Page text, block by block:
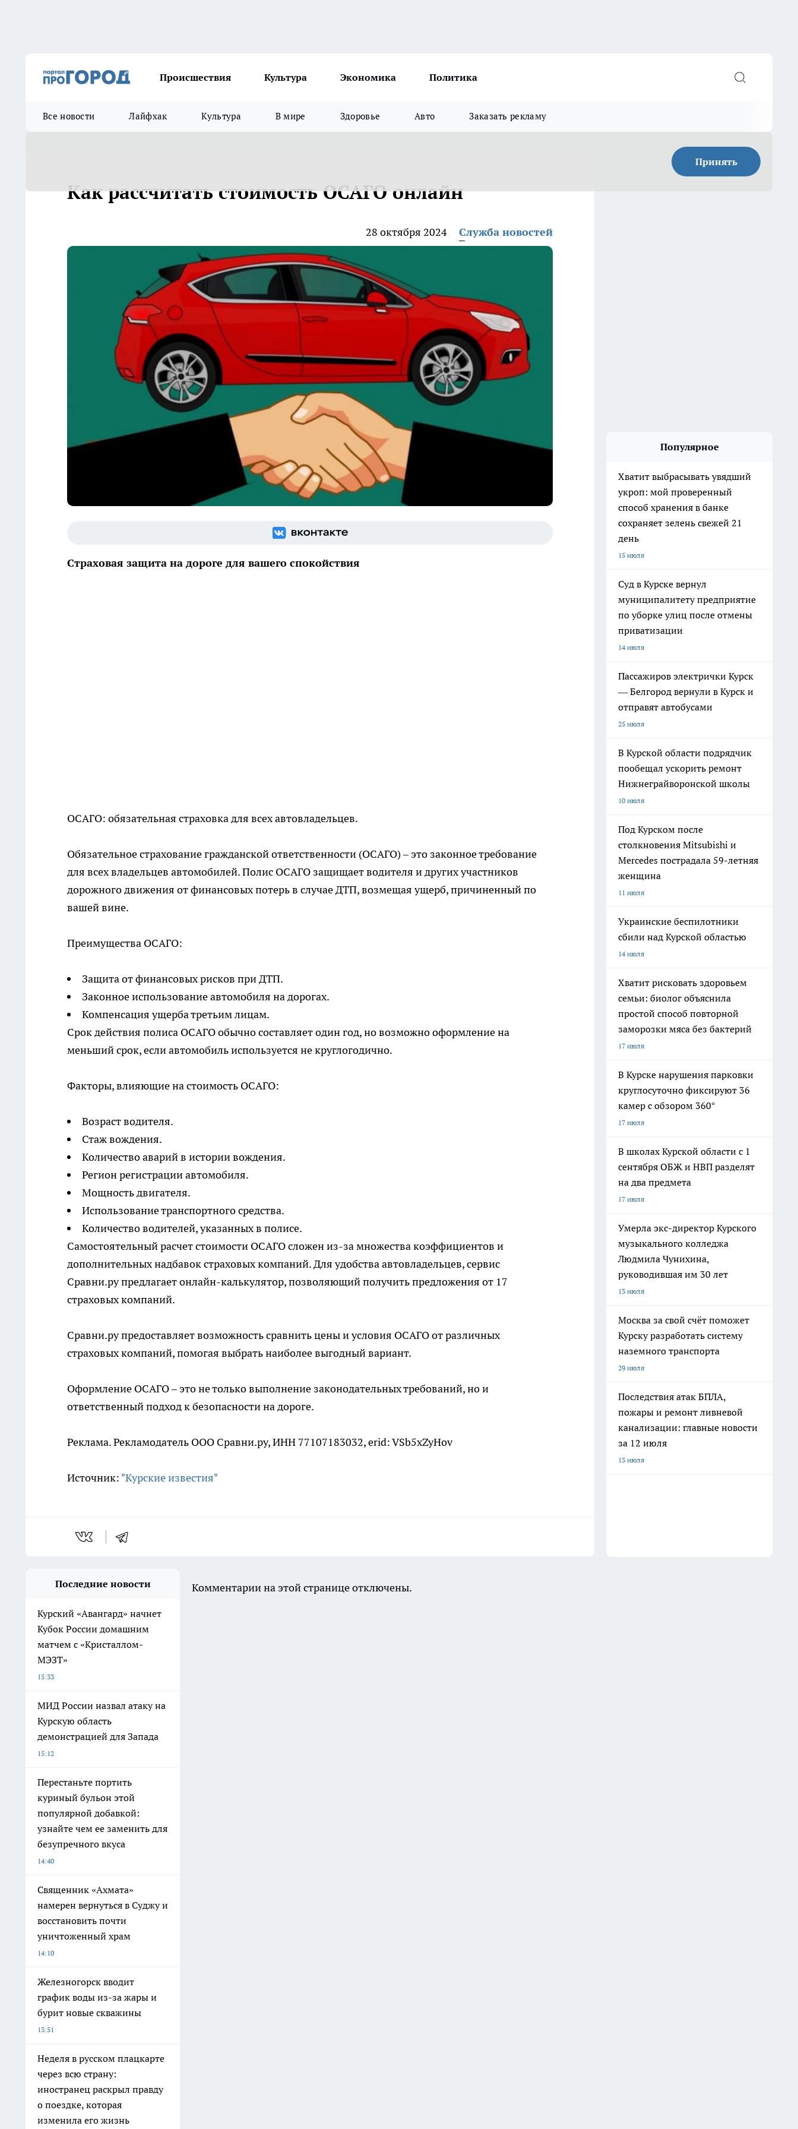
Происшествия Культура Экономика Политика
Все новости Лайфхак Культура В мире Здоровье Авто Заказать рекламу
Принять
Как рассчитать стоимость ОСАГО онлайн
28 октября 2024 Служба новостей
Страховая защита на дороге для вашего спокойствия
ОСАГО: обязательная страховка для всех автовладельцев.
Обязательное страхование гражданской ответственности (ОСАГО) – это законное требование
для всех владельцев автомобилей. Полис ОСАГО защищает водителя и других участников
дорожного движения от финансовых потерь в случае ДТП, возмещая ущерб, причиненный по
вашей вине.
Преимущества ОСАГО:
Защита от финансовых рисков при ДТП.
Законное использование автомобиля на дорогах.
Компенсация ущерба третьим лицам.
Срок действия полиса ОСАГО обычно составляет один год, но возможно оформление на
меньший срок, если автомобиль используется не круглогодично.
Факторы, влияющие на стоимость ОСАГО:
Возраст водителя.
Стаж вождения.
Количество аварий в истории вождения.
Регион регистрации автомобиля.
Мощность двигателя.
Использование транспортного средства.
Количество водителей, указанных в полисе.
Самостоятельный расчет стоимости ОСАГО сложен из-за множества коэффициентов и
дополнительных надбавок страховых компаний. Для удобства автовладельцев, сервис
Сравни.ру предлагает онлайн-калькулятор, позволяющий получить предложения от 17
страховых компаний.
Сравни.ру предоставляет возможность сравнить цены и условия ОСАГО от различных
страховых компаний, помогая выбрать наиболее выгодный вариант.
Оформление ОСАГО – это не только выполнение законодательных требований, но и
ответственный подход к безопасности на дороге.
Реклама. Рекламодатель ООО Сравни.ру, ИНН 77107183032, erid: VSb5xZyHov
Источник: "Курские известия"
Популярное
Хватит выбрасывать увядший
укроп: мой проверенный
способ хранения в банке
сохраняет зелень свежей 21
день
15 июля
Суд в Курске вернул
муниципалитету предприятие
по уборке улиц после отмены
приватизации
14 июля
Пассажиров электрички Курск
— Белгород вернули в Курск и
отправят автобусами
25 июля
В Курской области подрядчик
пообещал ускорить ремонт
Нижнеграйворонской школы
10 июля
Под Курском после
столкновения Mitsubishi и
Mercedes пострадала 59-летняя
женщина
11 июля
Украинские беспилотники
сбили над Курской областью
14 июля
Хватит рисковать здоровьем
семьи: биолог объяснила
простой способ повторной
заморозки мяса без бактерий
17 июля
В Курске нарушения парковки
круглосуточно фиксируют 36
камер с обзором 360°
17 июля
В школах Курской области с 1
сентября ОБЖ и НВП разделят
на два предмета
17 июля
Умерла экс-директор Курского
музыкального колледжа
Людмила Чунихина,
руководившая им 30 лет
13 июля
Москва за свой счёт поможет
Курску разработать систему
наземного транспорта
29 июля
Последствия атак БПЛА,
пожары и ремонт ливневой
канализации: главные новости
за 12 июля
13 июля
Последние новости
Курский «Авангард» начнет
Кубок России домашним
матчем с «Кристаллом-
МЭЗТ»
15:33
МИД России назвал атаку на
Курскую область
демонстрацией для Запада
15:12
Перестаньте портить
куриный бульон этой
популярной добавкой:
узнайте чем ее заменить для
безупречного вкуса
14:40
Священник «Ахмата»
намерен вернуться в Суджу и
восстановить почти
уничтоженный храм
14:10
Железногорск вводит
график воды из-за жары и
бурит новые скважины
13:51
Неделя в русском плацкарте
через всю страну:
иностранец раскрыл правду
о поездке, которая
изменила его жизнь
Комментарии на этой странице отключены.